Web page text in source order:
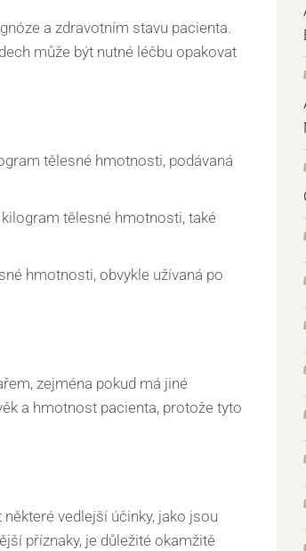
a zdravotním stavu pacienta.
může být nutné léčbu opakovat
tělesné hmotnosti, podávaná
tělesné hmotnosti, také
hmotnosti, obvykle užívaná po
zejména pokud má jiné
a hmotnost pacienta, protože tyto
vedlejší účinky, jako jsou
příznaky, je důležité okamžitě